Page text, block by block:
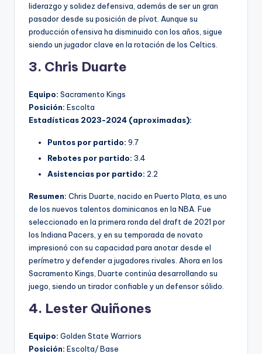
liderazgo y solidez defensiva, además de ser un gran
pasador desde su posición de pívot. Aunque su
producción ofensiva ha disminuido con los años, sigue
siendo un jugador clave en la rotación de los Celtics.
3. Chris Duarte
Equipo: Sacramento Kings
Posición: Escolta
Estadísticas 2023-2024 (aproximadas):
Puntos por partido: 9.7
Rebotes por partido: 3.4
Asistencias por partido: 2.2
Resumen: Chris Duarte, nacido en Puerto Plata, es uno
de los nuevos talentos dominicanos en la NBA. Fue
seleccionado en la primera ronda del draft de 2021 por
los Indiana Pacers, y en su temporada de novato
impresionó con su capacidad para anotar desde el
perímetro y defender a jugadores rivales. Ahora en los
Sacramento Kings, Duarte continúa desarrollando su
juego, siendo un tirador confiable y un defensor sólido.
4. Lester Quiñones
Equipo: Golden State Warriors
Posición: Escolta/ Base